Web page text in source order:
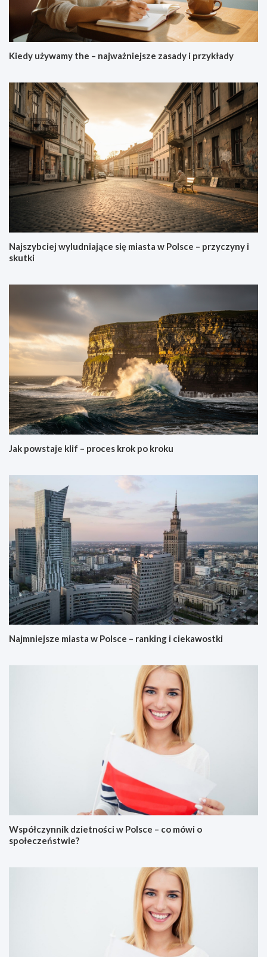
Kiedy używamy the – najważniejsze zasady i przykłady
Najszybciej wyludniające się miasta w Polsce – przyczyny i
skutki
Jak powstaje klif – proces krok po kroku
Najmniejsze miasta w Polsce – ranking i ciekawostki
Współczynnik dzietności w Polsce – co mówi o
społeczeństwie?